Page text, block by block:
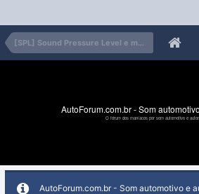
[SPL] Sound Pressure Level e muito grave interno
AutoForum.com.br - Som
O fórum dos maníacos por som automotivo e
AutoForum.com.br - Som automotivo e